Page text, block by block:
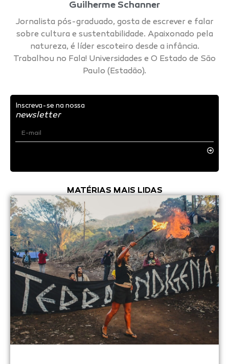
Guilherme Schanner
Jornalista pós-graduado, gosta de escrever e falar
sobre cultura e sustentabilidade. Apaixonado pela
natureza, é líder escoteiro desde a infância.
Trabalhou no Fala! Universidades e O Estado de São
Paulo (Estadão).
Inscreva-se na nossa
newsletter
MATÉRIAS MAIS LIDAS